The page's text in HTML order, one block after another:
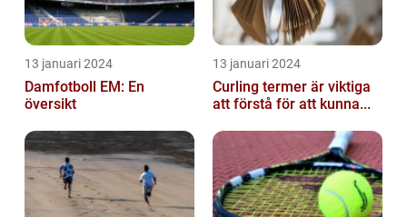
13 januari 2024
Damfotboll EM: En
översikt
13 januari 2024
Curling termer är viktiga
att förstå för att kunna...